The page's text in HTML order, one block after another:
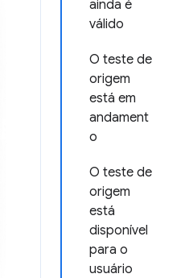
ainda é
válido
O teste de
origem
está em
andament
o
O teste de
origem
está
disponível
para o
usuário